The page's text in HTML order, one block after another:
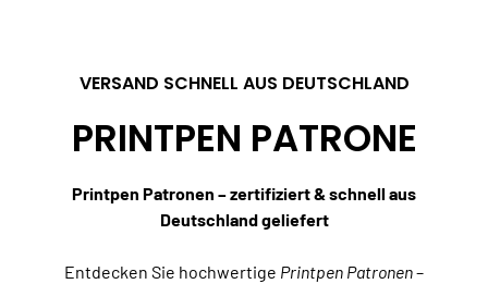
VERSAND SCHNELL AUS DEUTSCHLAND
PRINTPEN PATRONE
Printpen Patronen – zertifiziert & schnell aus
Deutschland geliefert
Entdecken Sie hochwertige Printpen Patronen–